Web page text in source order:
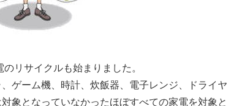
リサイクルも始まりました。
ゲーム機、時計、炊飯器、電子レンジ、ドライヤ
象となっていなかったほぼすべての家電を対象と